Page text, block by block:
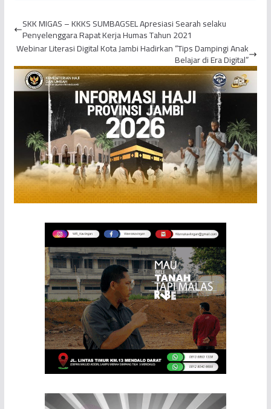
Karas
SKK MIGAS – KKKS SUMBAGSEL Apresiasi Searah selaku
Penyelenggara Rapat Kerja Humas Tahun 2021
Webinar Literasi Digital Kota Jambi Hadirkan “Tips Dampingi Anak
Belajar di Era Digital”